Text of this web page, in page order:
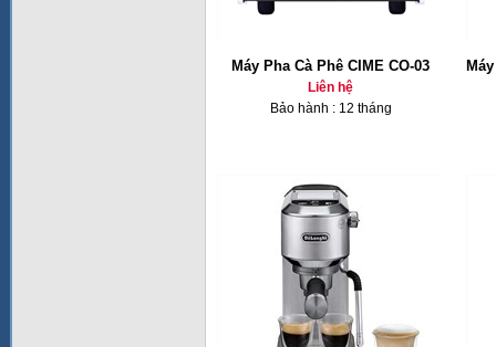
Máy Pha Cà Phê CIME CO-03
Liên hệ
Bảo hành : 12 tháng